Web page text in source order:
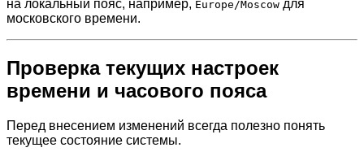
на локальный пояс, например, Europe/Moscow для
московского времени.
Проверка текущих настроек
времени и часового пояса
Перед внесением изменений всегда полезно понять
текущее состояние системы.